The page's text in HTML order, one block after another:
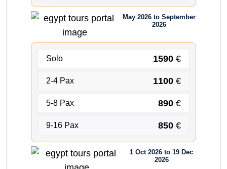
May 2026 to September
2026
Solo 1590 €
2-4 Pax 1100 €
5-8 Pax 890 €
9-16 Pax 850 €
1 Oct 2026 to 19 Dec
2026